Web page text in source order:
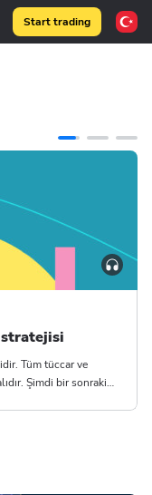
Start trading
stratejisi
Tüm tüccar ve
Şimdi bir sonraki